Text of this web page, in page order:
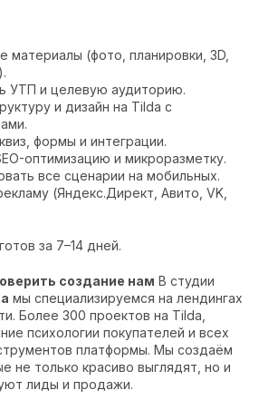
материалы (фото, планировки, 3D,
УТП и целевую аудиторию.
и дизайн на Tilda с
формы и интеграции.
оптимизацию и микроразметку.
все сценарии на мобильных.
(Яндекс.Директ, Авито, VK,
за 7–14 дней.
создание нам В студии
мы специализируемся на лендингах
Более 300 проектов на Tilda,
психологии покупателей и всех
платформы. Мы создаём
не только красиво выглядят, но и
лиды и продажи.